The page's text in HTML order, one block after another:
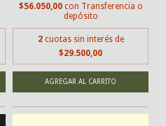
$56.050,00 con Transferencia o
depósito
2 cuotas sin interés de
$29.500,00